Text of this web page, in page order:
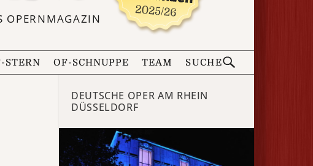
OPERNMAGAZIN
STERN OF-SCHNUPPE TEAM SUCHE
DEUTSCHE OPER AM RHEIN
DÜSSELDORF